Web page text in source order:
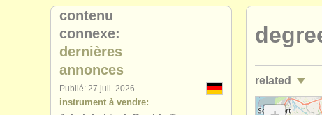
instruments à vendre instruments volés
annuaires:
orchestres et l'opéra
musicalchairs:
a propos de musicalchairs contactez
related
stages/
contenu
connexe:
dernières
annonces
Publié: 27 juil. 2026
instrument à vendre: